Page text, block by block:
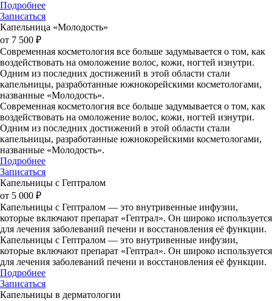
Подробнее
Записаться
Капельница «Молодость»
от 7 500 ₽
Современная косметология все больше задумывается о том, как
воздействовать на омоложение волос, кожи, ногтей изнутри.
Одним из последних достижений в этой области стали
капельницы, разработанные южнокорейскими косметологами,
названные «Молодость».
Современная косметология все больше задумывается о том, как
воздействовать на омоложение волос, кожи, ногтей изнутри.
Одним из последних достижений в этой области стали
капельницы, разработанные южнокорейскими косметологами,
названные «Молодость».
Подробнее
Записаться
Капельницы с Гептралом
от 5 000 ₽
Капельницы с Гептралом — это внутривенные инфузии,
которые включают препарат «Гептрал». Он широко используется
для лечения заболеваний печени и восстановления её функции.
Капельницы с Гептралом — это внутривенные инфузии,
которые включают препарат «Гептрал». Он широко используется
для лечения заболеваний печени и восстановления её функции.
Подробнее
Записаться
Капельницы в дерматологии